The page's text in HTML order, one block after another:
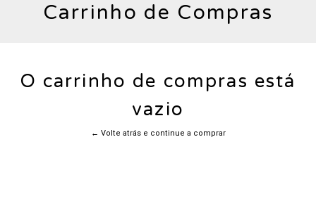
Carrinho de Compras
O carrinho de compras está
vazio
← Volte atrás e continue a comprar